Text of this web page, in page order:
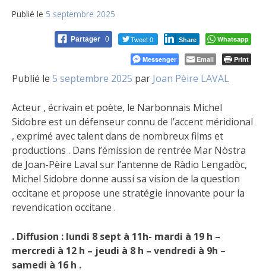
Publié le 5 septembre 2025
Partager 0 Tweet 0 Share Whatsapp
Messenger Email Print
Publié le 5 septembre 2025 par Joan Pèire LAVAL
Acteur , écrivain et poète, le Narbonnais Michel
Sidobre est un défenseur connu de l’accent méridional
, exprimé avec talent dans de nombreux films et
productions . Dans l’émission de rentrée Mar Nòstra
de Joan-Pèire Laval sur l’antenne de Ràdio Lengadòc,
Michel Sidobre donne aussi sa vision de la question
occitane et propose une stratégie innovante pour la
revendication occitane .
. Diffusion : lundi 8 sept à 11h- mardi à 19 h –
mercredi à 12 h – jeudi à 8 h – vendredi à 9h –
samedi à 16 h .